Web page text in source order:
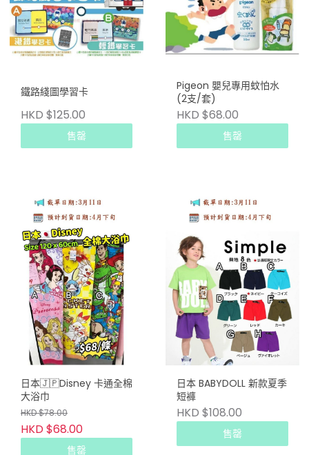
鐵路綫圖學習卡
HKD $125.00
售罄
Pigeon 嬰兒專用蚊怕水
(2支/套)
HKD $68.00
售罄
日本🇯🇵Disney 卡通全棉
大浴巾
HKD $78.00
HKD $68.00
售罄
日本 BABYDOLL 新款夏季
短褲
HKD $108.00
售罄